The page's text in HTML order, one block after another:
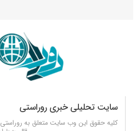
سایت تحلیلی خبری روراستی
کلیه حقوق این وب سایت متعلق به روراستی